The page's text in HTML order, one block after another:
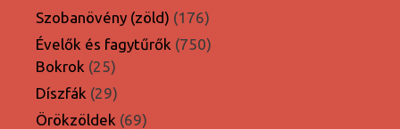
Szobanövény (zöld) 176176
termék
Évelők és fagytűrők 750750
Bokrok 2525
termék
Díszfák 2929
termék
Örökzöldek 6969